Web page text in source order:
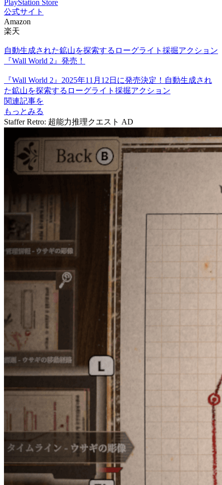
PlayStation Store
公式サイト
Amazon
楽天
自動生成された鉱山を探索するローグライト採掘アクション
『Wall World 2』発売！
『Wall World 2』2025年11月12日に発売決定！自動生成され
た鉱山を探索するローグライト採掘アクション
関連記事を
もっとみる
Staffer Retro: 超能力推理クエスト AD